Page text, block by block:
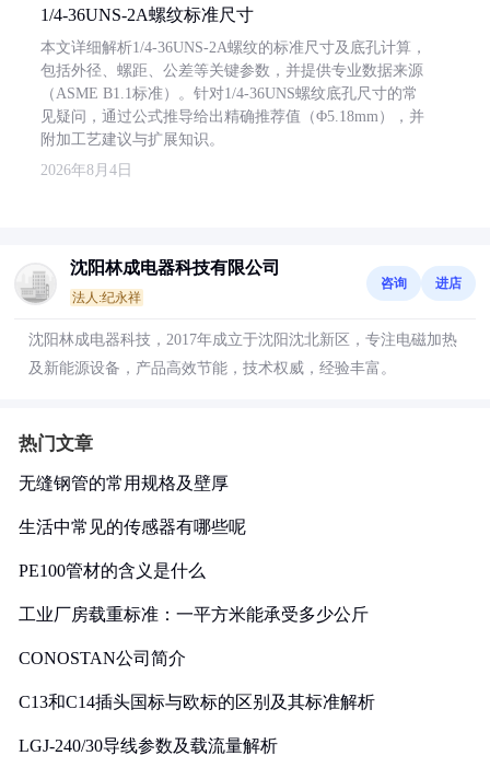
1/4-36UNS-2A螺纹标准尺寸
本文详细解析1/4-36UNS-2A螺纹的标准尺寸及底孔计算，
包括外径、螺距、公差等关键参数，并提供专业数据来源
（ASME B1.1标准）。针对1/4-36UNS螺纹底孔尺寸的常
见疑问，通过公式推导给出精确推荐值（Φ5.18mm），并
附加工艺建议与扩展知识。
2026年8月4日
沈阳林成电器科技有限公司
法人:纪永祥
咨询 进店
沈阳林成电器科技，2017年成立于沈阳沈北新区，专注电磁加热
及新能源设备，产品高效节能，技术权威，经验丰富。
热门文章
无缝钢管的常用规格及壁厚
生活中常见的传感器有哪些呢
PE100管材的含义是什么
工业厂房载重标准：一平方米能承受多少公斤
CONOSTAN公司简介
C13和C14插头国标与欧标的区别及其标准解析
LGJ-240/30导线参数及载流量解析